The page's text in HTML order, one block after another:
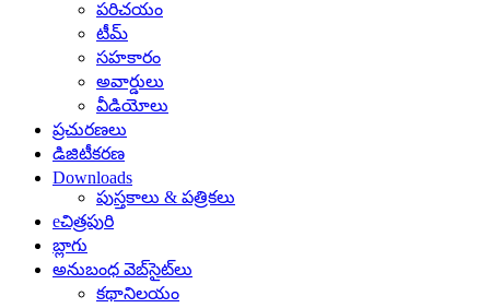
పరిచయం
టీమ్
సహకారం
అవార్డులు
వీడియోలు
ప్రచురణలు
డిజిటీకరణ
Downloads
పుస్తకాలు & పత్రికలు
eచిత్రపురి
బ్లాగు
అనుబంధ వెబ్‌సైట్‌లు
కథానిలయం